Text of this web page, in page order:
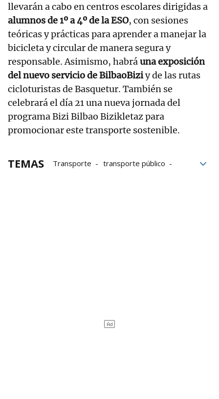
llevarán a cabo en centros escolares dirigidas a
alumnos de 1º a 4º de la ESO, con sesiones
teóricas y prácticas para aprender a manejar la
bicicleta y circular de manera segura y
responsable. Asimismo, habráuna exposición
del nuevo servicio de BilbaoBiziy de las rutas
cicloturistas de Basquetur. También se
celebrará el día 21 una nueva jornada del
programa Bizi Bilbao Bizikletaz para
promocionar este transporte sostenible.
TEMAS Transporte
transporte público